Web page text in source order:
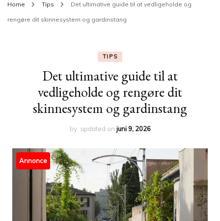
Home Tips Det ultimative guide til at vedligeholde og
rengøre dit skinnesystem og gardinstang
TIPS
Det ultimative guide til at
vedligeholde og rengøre dit
skinnesystem og gardinstang
by updated on juni 9, 2026
Annonce